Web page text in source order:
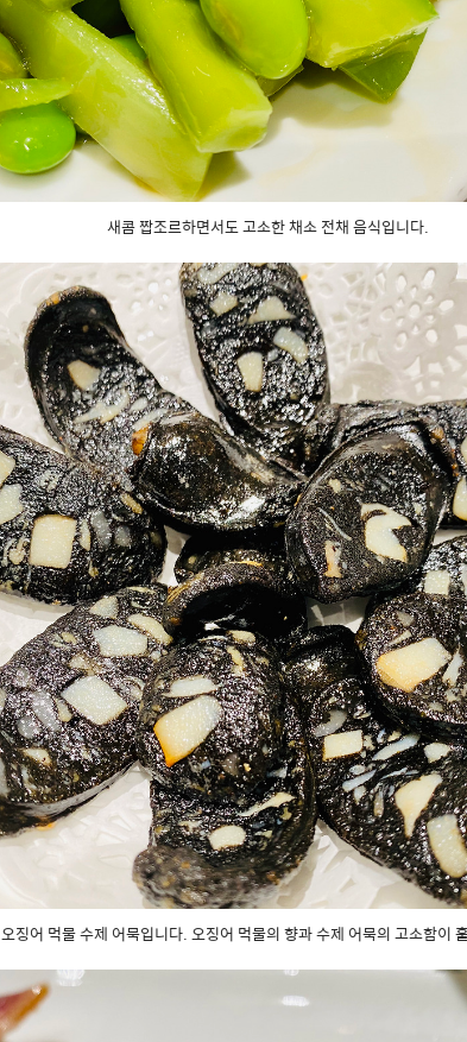
새콤 짭조르하면서도 고소한 채소 전채 음식입니다.
오징어 먹물 수제 어묵입니다. 오징어 먹물의 향과 수제 어묵의 고소함이